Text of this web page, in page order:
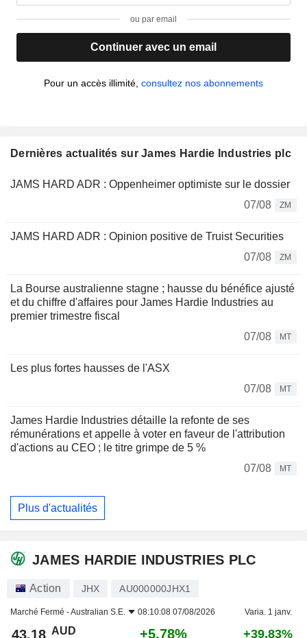
ou par email
Continuer avec un email
Pour un accès illimité, consultez nos abonnements
Dernières actualités sur James Hardie Industries plc
JAMS HARD ADR : Oppenheimer optimiste sur le dossier
07/08
ZM
JAMS HARD ADR : Opinion positive de Truist Securities
07/08
ZM
La Bourse australienne stagne ; hausse du bénéfice ajusté
et du chiffre d'affaires pour James Hardie Industries au
premier trimestre fiscal
07/08
MT
Les plus fortes hausses de l'ASX
07/08
MT
James Hardie Industries détaille la refonte de ses
rémunérations et appelle à voter en faveur de l'attribution
d'actions au CEO ; le titre grimpe de 5 %
07/08
MT
Plus d'actualités
JAMES HARDIE INDUSTRIES PLC
Action JHX AU000000JHX1
Marché Fermé -Australian S.E. 08:10:08 07/08/2026 Varia. 1 janv.
43,18 AUD +5,78% +39,83%